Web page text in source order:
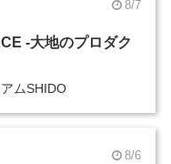
8/7
-大地のプロダク
ムSHIDO
8/6